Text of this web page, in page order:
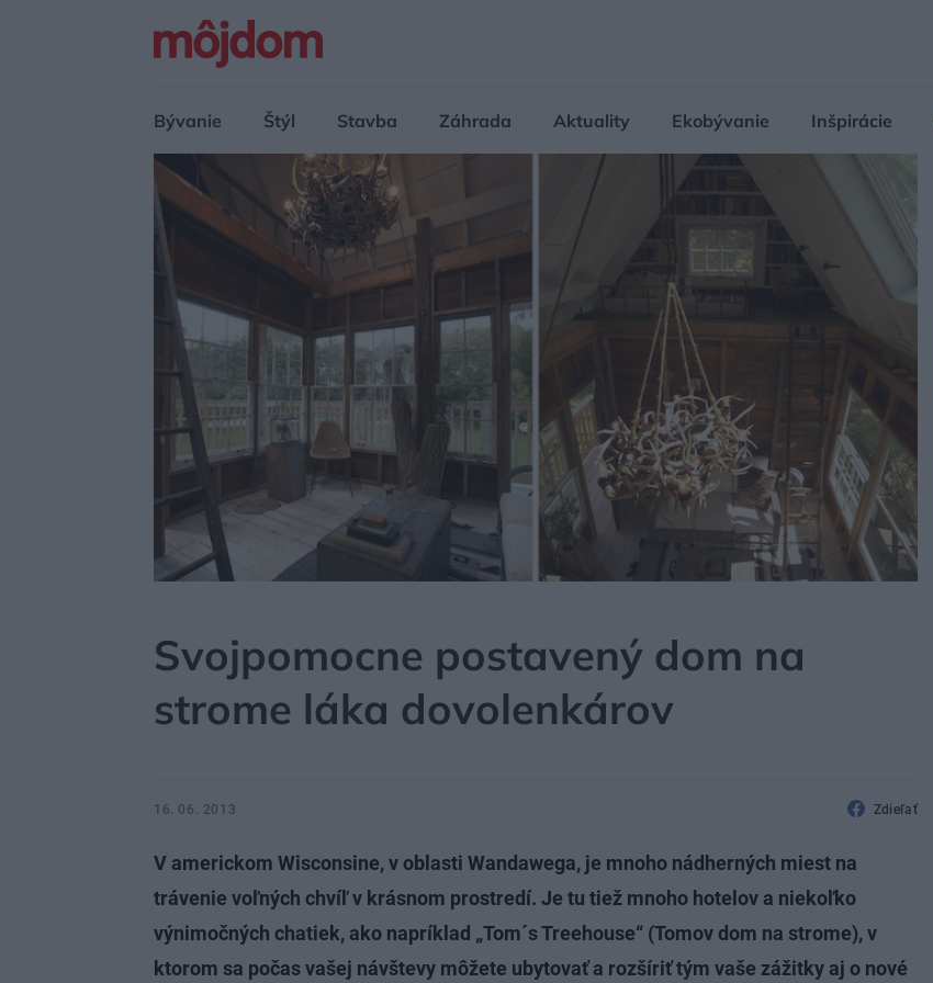
Bývanie Štýl Stavba Záhrada Aktuality Ekobývanie Inšpirácie
Svojpomocne postavený dom na
strome láka dovolenkárov
16. 06. 2013 Zdieľať
V americkom Wisconsine, v oblasti Wandawega, je mnoho nádherných miest na
trávenie voľných chvíľ v krásnom prostredí. Je tu tiež mnoho hotelov a niekoľko
výnimočných chatiek, ako napríklad „Tom´s Treehouse“ (Tomov dom na strome), v
ktorom sa počas vašej návštevy môžete ubytovať a rozšíriť tým vaše zážitky aj o nové